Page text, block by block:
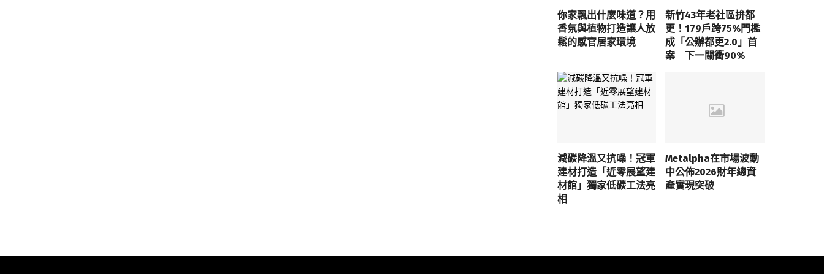
你家飄出什麼味道？用
香氛與植物打造讓人放
鬆的感官居家環境
新竹43年老社區拚都
更！179戶跨75%門檻
成「公辦都更2.0」首
案 下一關衝90%
減碳降溫又抗噪！冠軍
建材打造「近零展望建
材館」獨家低碳工法亮
相
Metalpha在市場波動
中公佈2026財年總資
產實現突破